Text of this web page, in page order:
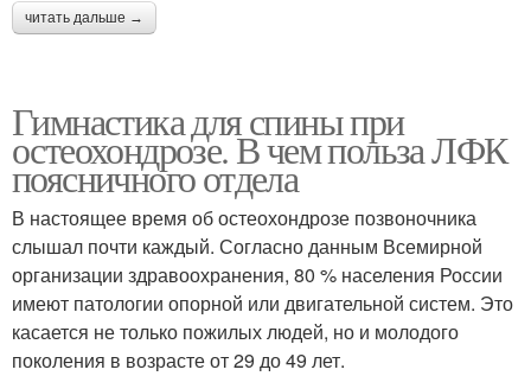
читать дальше →
Гимнастика для спины при
остеохондрозе. В чем польза ЛФК
поясничного отдела
В настоящее время об остеохондрозе позвоночника
слышал почти каждый. Согласно данным Всемирной
организации здравоохранения, 80 % населения России
имеют патологии опорной или двигательной систем. Это
касается не только пожилых людей, но и молодого
поколения в возрасте от 29 до 49 лет.